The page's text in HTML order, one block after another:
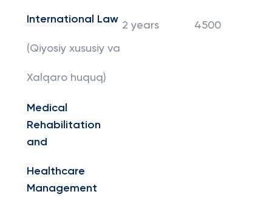
International Law
(Qiyosiy xususiy va
Xalqaro huquq)
2 years 4500
Medical
Rehabilitation
and
Healthcare
Management